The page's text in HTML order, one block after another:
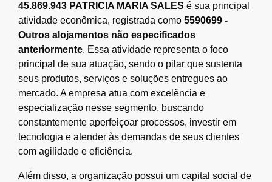
45.869.943 PATRICIA MARIA SALES é sua principal
atividade econômica, registrada como 5590699 -
Outros alojamentos não especificados
anteriormente. Essa atividade representa o foco
principal de sua atuação, sendo o pilar que sustenta
seus produtos, serviços e soluções entregues ao
mercado. A empresa atua com excelência e
especialização nesse segmento, buscando
constantemente aperfeiçoar processos, investir em
tecnologia e atender às demandas de seus clientes
com agilidade e eficiência.
Além disso, a organização possui um capital social de